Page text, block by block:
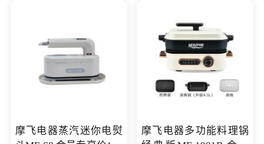
摩飞电器蒸汽迷你电熨
摩飞电器多功能料理锅